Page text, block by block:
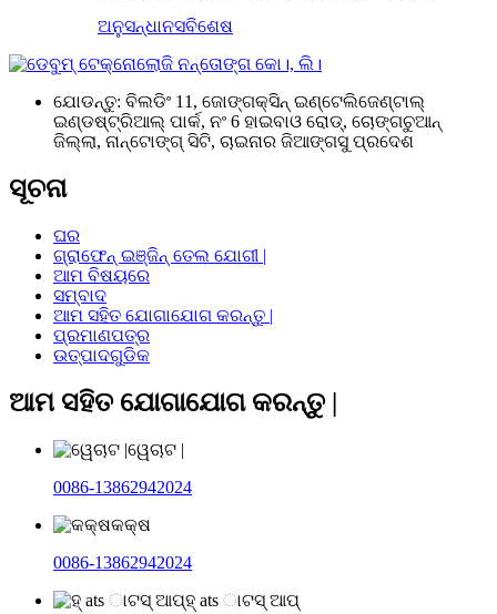
ଅନୁସନ୍ଧାନସବିଶେଷ
ଯୋଡନ୍ତୁ: ବିଲଡିଂ 11, ଜୋଙ୍ଗକ୍ସିନ୍ ଇଣ୍ଟେଲିଜେଣ୍ଟାଲ୍
ଇଣ୍ଡଷ୍ଟ୍ରିଆଲ୍ ପାର୍କ, ନଂ 6 ହାଇବାଓ ରୋଡ୍, ଚୋଙ୍ଗଚୁଆନ୍
ଜିଲ୍ଲା, ନାନ୍ଟୋଙ୍ଗ୍ ସିଟି, ଚାଇନାର ଜିଆଙ୍ଗସୁ ପ୍ରଦେଶ
ସୂଚନା
ଘର
ଗ୍ରାଫେନ୍ ଇଞ୍ଜିନ୍ ତେଲ ଯୋଗୀ |
ଆମ ବିଷୟରେ
ସମ୍ବାଦ
ଆମ ସହିତ ଯୋଗାଯୋଗ କରନ୍ତୁ |
ପ୍ରମାଣପତ୍ର
ଉତ୍ପାଦଗୁଡିକ
ଆମ ସହିତ ଯୋଗାଯୋଗ କରନ୍ତୁ |
ୱେଚାଟ |
0086-13862942024
କକ୍ଷ
0086-13862942024
ହ୍ ats ାଟସ୍ ଆପ୍